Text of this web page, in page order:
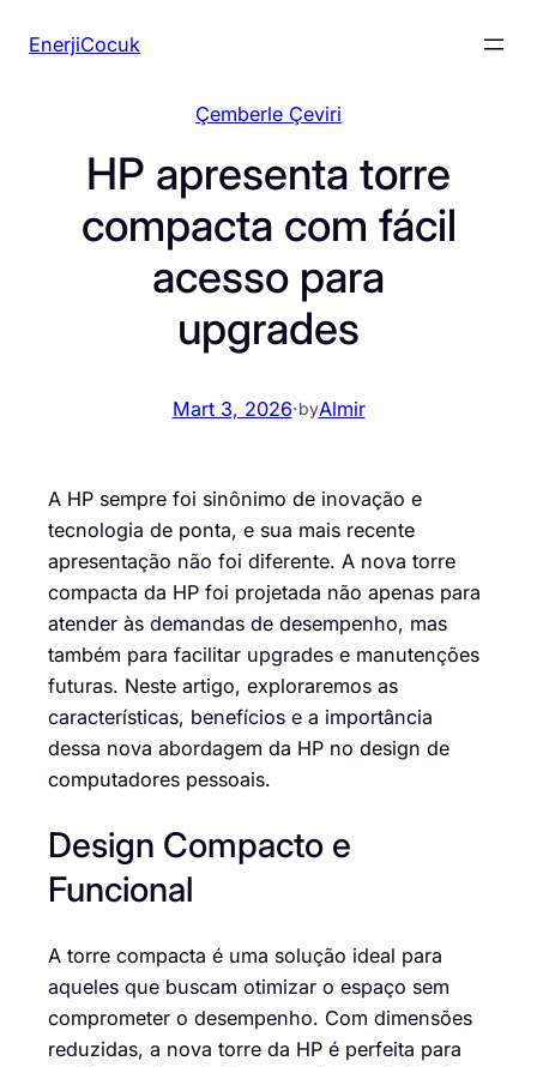
geçEnerjiCocuk
Çemberle Çeviri
HP apresenta torre
compacta com fácil
acesso para
upgrades
Mart 3, 2026·byAlmir
A HP sempre foi sinônimo de inovação e
tecnologia de ponta, e sua mais recente
apresentação não foi diferente. A nova torre
compacta da HP foi projetada não apenas para
atender às demandas de desempenho, mas
também para facilitar upgrades e manutenções
futuras. Neste artigo, exploraremos as
características, benefícios e a importância
dessa nova abordagem da HP no design de
computadores pessoais.
Design Compacto e
Funcional
A torre compacta é uma solução ideal para
aqueles que buscam otimizar o espaço sem
comprometer o desempenho. Com dimensões
reduzidas, a nova torre da HP é perfeita para